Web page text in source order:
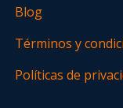
Blog
Términos y
Políticas de